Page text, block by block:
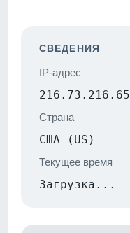
СВЕДЕНИЯ
IP-адрес
216.73.216.65
Страна
США (US)
Текущее время
Загрузка...